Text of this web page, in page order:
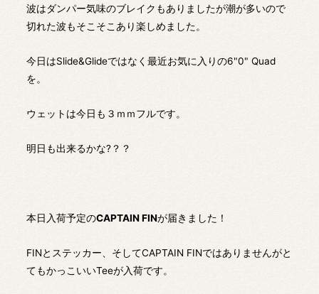
波はダンパー気味のブレイクもありましたが潮が多いので
切れた波もそこそこあり楽しめました。
今日はSlide&Glideではなく最近お気に入りの6"0" Quad
を。
ウェットは今日も３ｍｍフルです。
明日も出来るかな?？？
本日入荷予定のCAPTAIN FINが届きました！
FINとステッカー、そしてCAPTAIN FINではありませんがと
てもかっこいいTeeが入荷です。